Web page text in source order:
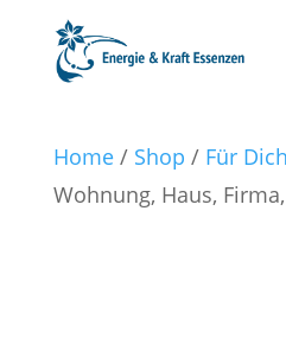
Home/ Shop / Für Dich
Wohnung, Haus,